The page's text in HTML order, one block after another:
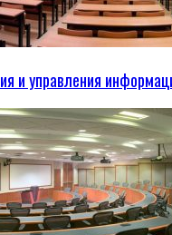
и управления